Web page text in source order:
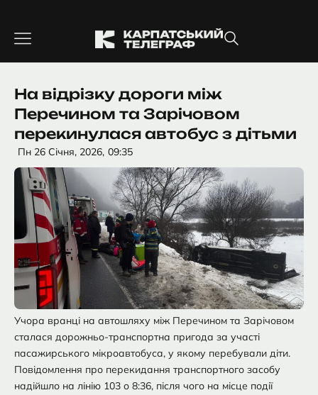
вмісту
На відрізку дороги між
Перечином та Зарічовом
перекинулася автобус з дітьми
Пн 26 Січня, 2026, 09:35
Учора вранці на автошляху між Перечином та Зарічовом
сталася дорожньо-транспортна пригода за участі
пасажирського мікроавтобуса, у якому перебували діти.
Повідомлення про перекидання транспортного засобу
надійшло на лінію 103 о 8:36, після чого на місце події